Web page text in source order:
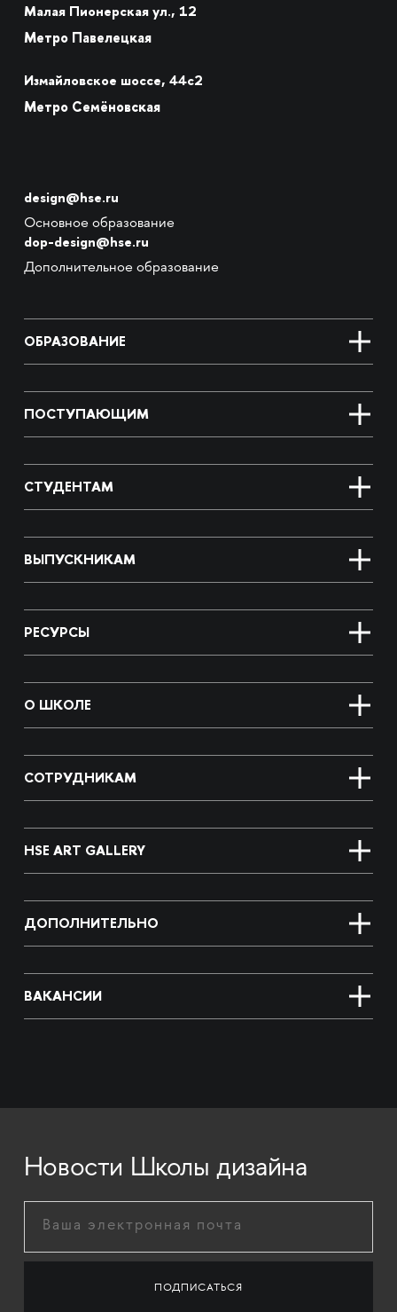
Малая Пионерская ул., 12
Метро Павелецкая
Измайловское шоссе, 44с2
Метро Семёновская
design@hse.ru
Основное образование
dop-design@hse.ru
Дополнительное образование
ОБРАЗОВАНИЕ
ПОСТУПАЮЩИМ
СТУДЕНТАМ
ВЫПУСКНИКАМ
РЕСУРСЫ
О ШКОЛЕ
СОТРУДНИКАМ
HSE ART GALLERY
ДОПОЛНИТЕЛЬНО
ВАКАНСИИ
Новости Школы дизайна